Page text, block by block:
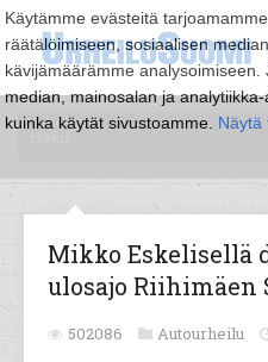
Käytämme evästeitä
räätälöimiseen, sosiaalisen
kävijämäärämme
median, mainosalan ja
kuinka käytät sivustoamme. Näytä
Mikko Eskelisellä
ulosajo
502086 Autourheilu